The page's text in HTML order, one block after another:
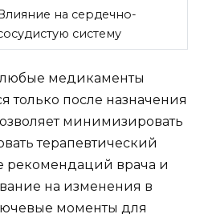
Влияние на сердечно-
систему
любые медикаменты
только после назначения
минимизировать
терапевтический
рекомендаций врача и
на изменения в
моменты для